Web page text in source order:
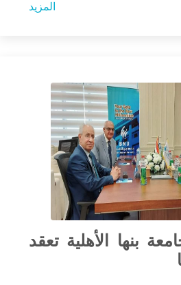
المزيد
بنها الأهلية تعقد